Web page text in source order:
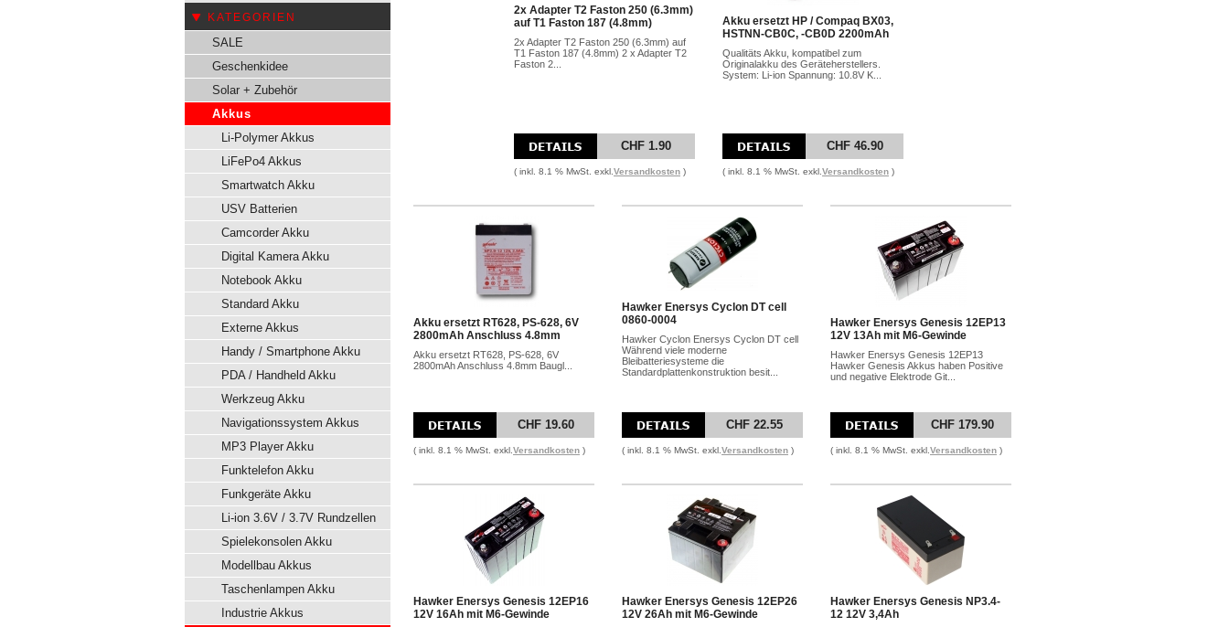
KATEGORIEN
SALE
Geschenkidee
Solar + Zubehör
Akkus
Li-Polymer Akkus
LiFePo4 Akkus
Smartwatch Akku
USV Batterien
Camcorder Akku
Digital Kamera Akku
Notebook Akku
Standard Akku
Externe Akkus
Handy / Smartphone Akku
PDA / Handheld Akku
Werkzeug Akku
Navigationssystem Akkus
MP3 Player Akku
Funktelefon Akku
Funkgeräte Akku
Li-ion 3.6V / 3.7V Rundzellen
Spielekonsolen Akku
Modellbau Akkus
Taschenlampen Akku
Industrie Akkus
2x Adapter T2 Faston 250 (6.3mm)
auf T1 Faston 187 (4.8mm)
2x Adapter T2 Faston 250 (6.3mm) auf
T1 Faston 187 (4.8mm) 2 x Adapter T2
Faston 2...
CHF 1.90
( inkl. 8.1 % MwSt. exkl. Versandkosten )
Akku ersetzt HP / Compaq BX03,
HSTNN-CB0C, -CB0D 2200mAh
Qualitäts Akku, kompatibel zum
Originalakku des Geräteherstellers.
System: Li-ion Spannung: 10.8V K...
CHF 46.90
( inkl. 8.1 % MwSt. exkl. Versandkosten )
Akku ersetzt RT628, PS-628, 6V
2800mAh Anschluss 4.8mm
Akku ersetzt RT628, PS-628, 6V
2800mAh Anschluss 4.8mm Baugl...
CHF 19.60
( inkl. 8.1 % MwSt. exkl. Versandkosten )
Hawker Enersys Cyclon DT cell
0860-0004
Hawker Cyclon Enersys Cyclon DT cell
Während viele moderne
Bleibatteriesysteme die
Standardplattenkonstruktion besit...
CHF 22.55
( inkl. 8.1 % MwSt. exkl. Versandkosten )
Hawker Enersys Genesis 12EP13
12V 13Ah mit M6-Gewinde
Hawker Enersys Genesis 12EP13
Hawker Genesis Akkus haben Positive
und negative Elektrode Git...
CHF 179.90
( inkl. 8.1 % MwSt. exkl. Versandkosten )
Hawker Enersys Genesis 12EP16
12V 16Ah mit M6-Gewinde
Hawker Enersys Genesis 12EP26
12V 26Ah mit M6-Gewinde
Hawker Enersys Genesis NP3.4-
12 12V 3,4Ah